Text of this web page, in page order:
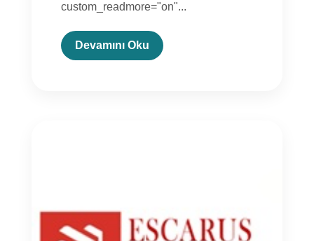
custom_readmore="on"...
Devamını Oku